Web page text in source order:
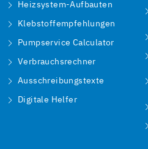
Heizsystem-Aufbauten
Klebstoffempfehlungen
Pumpservice Calculator
Verbrauchsrechner
Ausschreibungstexte
Digitale Helfer